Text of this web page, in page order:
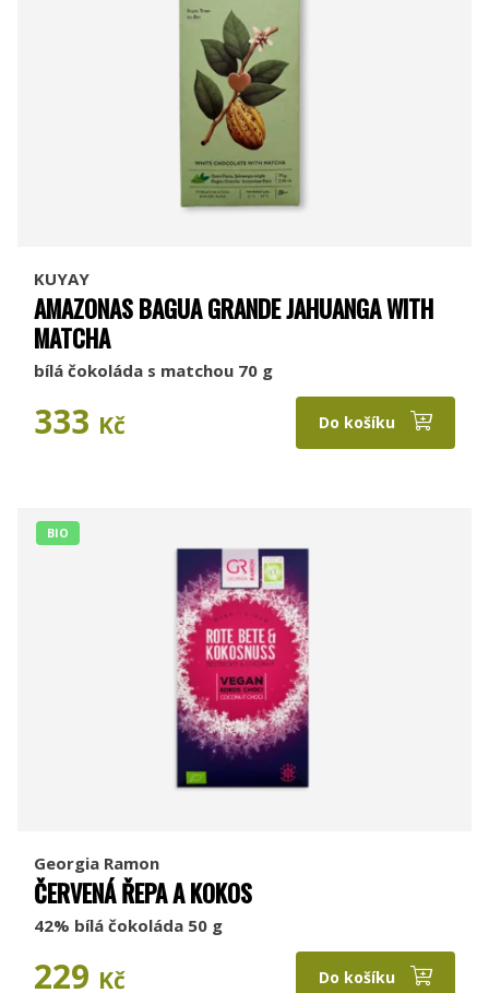
KUYAY
AMAZONAS BAGUA GRANDE JAHUANGA WITH
MATCHA
bílá čokoláda s matchou 70 g
333 Kč Do košíku
BIO
Georgia Ramon
ČERVENÁ ŘEPA A KOKOS
42% bílá čokoláda 50 g
229 Kč Do košíku